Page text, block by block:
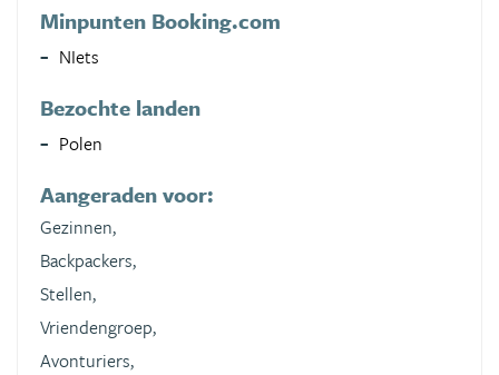
Minpunten Booking.com
NIets
Bezochte landen
Polen
Aangeraden voor:
Gezinnen,
Backpackers,
Stellen,
Vriendengroep,
Avonturiers,